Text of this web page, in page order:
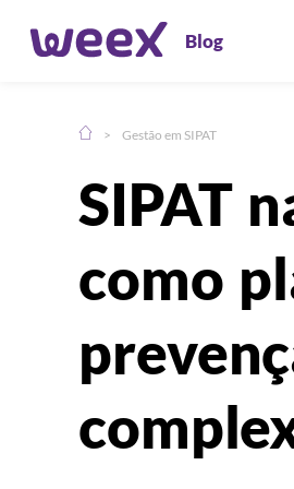
Blog
Compartilhe:
> Gestão em SIPAT
SIPAT
como